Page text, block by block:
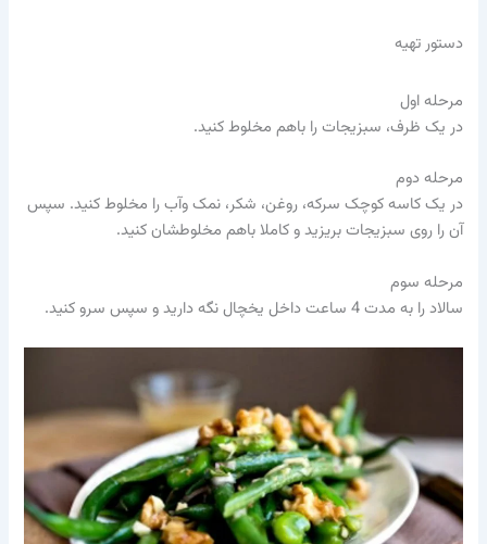
دستور تهیه
مرحله اول
در یک ظرف، سبزیجات را باهم مخلوط کنید.
مرحله دوم
در یک کاسه کوچک سرکه، روغن، شکر، نمک وآب را مخلوط کنید. سپس
آن را روی سبزیجات بریزید و کاملا باهم مخلوطشان کنید.
مرحله سوم
سالاد را به مدت 4 ساعت داخل یخچال نگه دارید و سپس سرو کنید.